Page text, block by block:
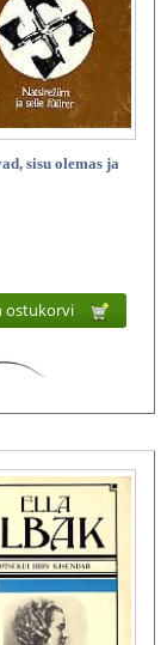
sisu olemas ja
ostukorvi